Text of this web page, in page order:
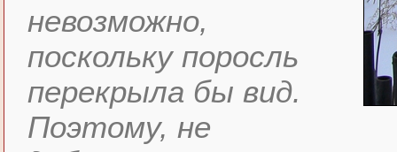
невозможно,
поскольку поросль
перекрыла бы вид.
Поэтому, не